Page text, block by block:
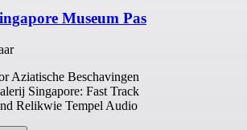
Museum Pas
Aziatische Beschavingen
Singapore: Fast Track
Relikwie Tempel Audio